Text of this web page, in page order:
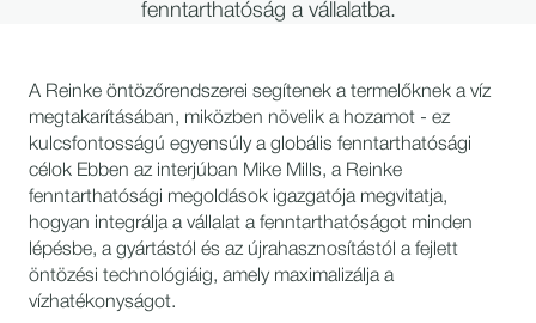
fenntarthatóság a vállalatba.
A Reinke öntözőrendszerei segítenek a termelőknek a víz
megtakarításában, miközben növelik a hozamot - ez
kulcsfontosságú egyensúly a globális fenntarthatósági
célok Ebben az interjúban Mike Mills, a Reinke
fenntarthatósági megoldások igazgatója megvitatja,
hogyan integrálja a vállalat a fenntarthatóságot minden
lépésbe, a gyártástól és az újrahasznosítástól a fejlett
öntözési technológiáig, amely maximalizálja a
vízhatékonyságot.